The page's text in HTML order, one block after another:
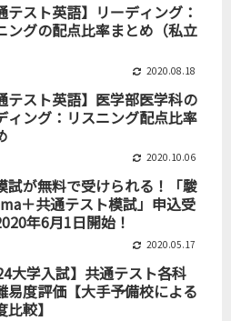
テスト英語】リーディング：
ングの配点比率まとめ（私立
2020.08.18
テスト英語】医学部医学科の
ィング：リスニング配点比率
2020.10.06
試が無料で受けられる！「駿
＋共通テスト模試」申込受
年6月1日開始！
2020.05.17
大学入試】共通テスト各科
易度評価【大手予備校による
較】